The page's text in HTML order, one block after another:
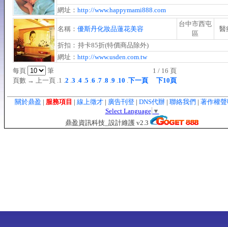
網址： http://www.happymami888.com
名稱： 優斯丹化妝品蓮花美容
台中市西屯
區
醫
折扣： 持卡85折(特價商品除外)
網址： http://www.usden.com.tw
每頁
筆
1 / 16 頁
頁數 → 上一頁 .1 .2 .3 .4.5 .6 .7.8 .9 .10 .下一頁 下10頁
關於鼎盈 | 服務項目 | 線上徵才 | 廣告刊登 | DNS代辦 | 聯絡我們 | 著作
Select Language ▼
鼎盈資訊科技_設計維護 v2.3